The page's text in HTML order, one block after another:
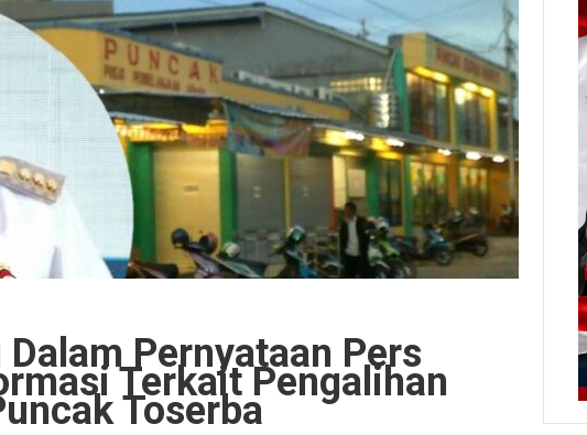
Pernyataan Pers
Terkait Pengalihan
Toserba